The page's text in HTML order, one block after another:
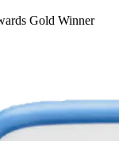
Gold Winner